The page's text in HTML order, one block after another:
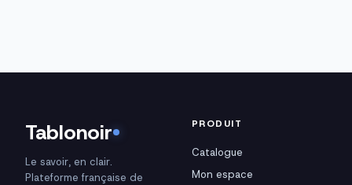
Tablonoir
Le savoir, en clair.
Plateforme française de
PRODUIT
Catalogue
Mon espace